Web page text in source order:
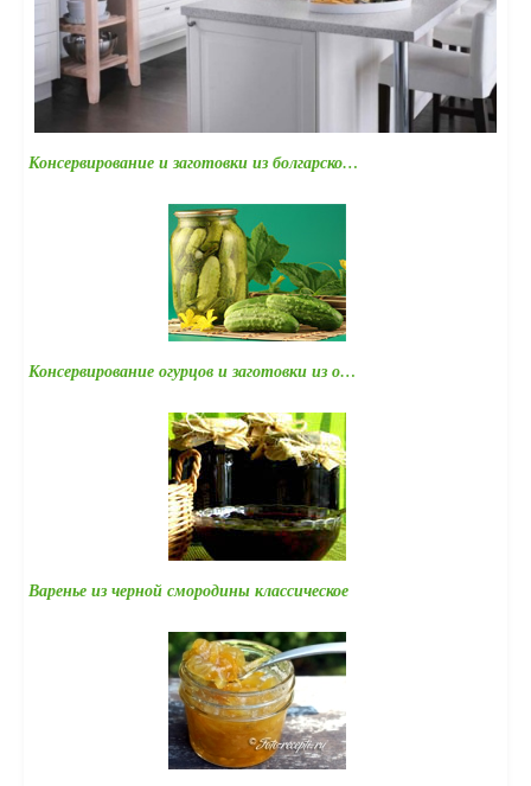
Консервирование и заготовки из болгарско…
Консервирование огурцов и заготовки из о…
Варенье из черной смородины классическое